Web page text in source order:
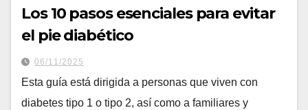
Los 10 pasos esenciales para evitar
el pie diabético
06/11/2025
Esta guía está dirigida a personas que viven con
diabetes tipo 1 o tipo 2, así como a familiares y